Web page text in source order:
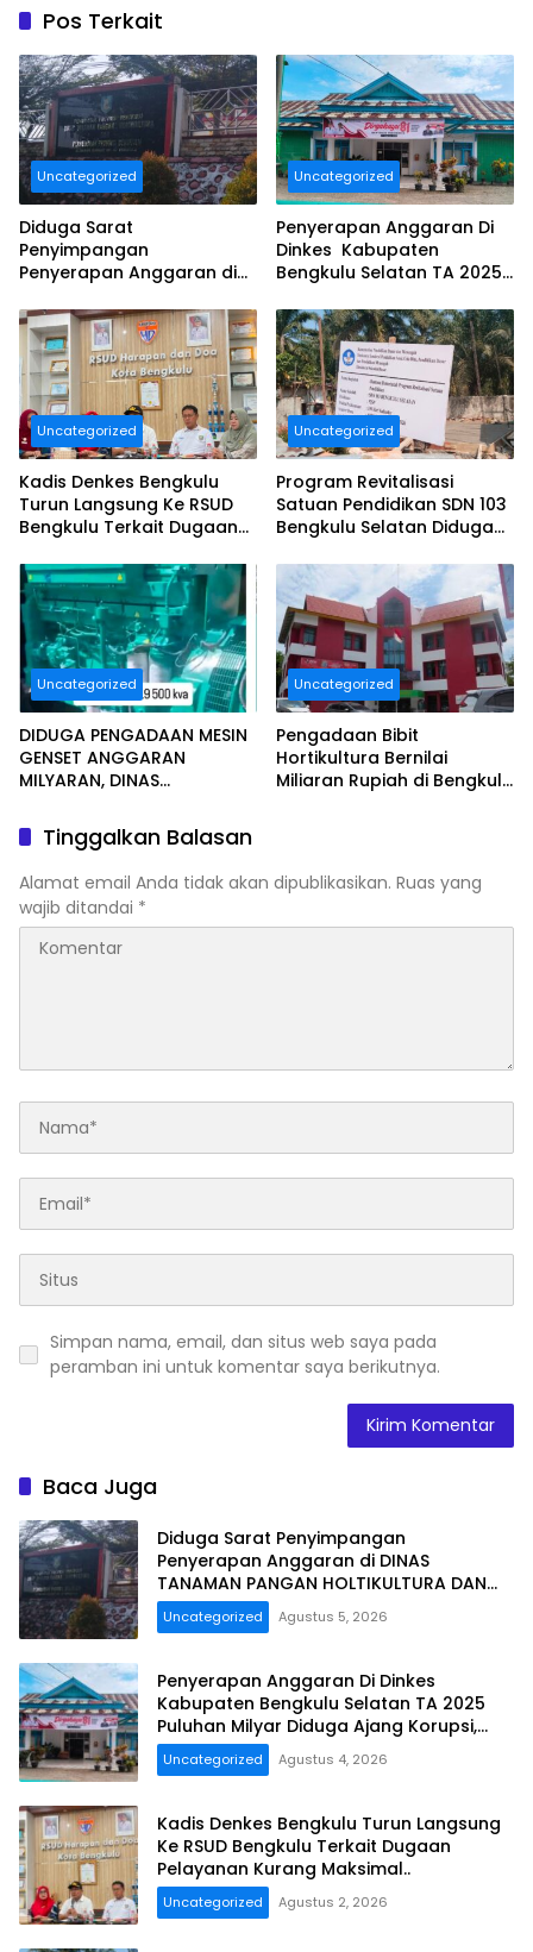
Pos Terkait
Uncategorized
Diduga Sarat
Penyimpangan
Penyerapan Anggaran di
HOLTIKULTURA DAN
PERKEBUNAN PROVINSI
BENGKULU Tahun
Anggaran 2025 Resmi
Dilaporkan
Uncategorized
Penyerapan Anggaran Di
Dinkes Kabupaten
Bengkulu Selatan TA 2025
Ajang Korupsi, Dan Segera
Dilaporkan.
Uncategorized
Kadis Denkes Bengkulu
Turun Langsung Ke RSUD
Bengkulu Terkait Dugaan
Maksimal..
Uncategorized
Program Revitalisasi
Satuan Pendidikan SDN 103
Bengkulu Selatan Diduga
Uncategorized
DIDUGA PENGADAAN MESIN
GENSET ANGGARAN
MILYARAN, DINAS
SELATAN MENDAPAT
SOROTAN MASYARAKAT
RELASI PUBLIK.
Uncategorized
Pengadaan Bibit
Hortikultura Bernilai
Miliaran Rupiah di Bengkulu
Tinggalkan Balasan
Alamat email Anda tidak akan dipublikasikan. Ruas yang
wajib ditandai *
Simpan nama, email, dan situs web saya pada
peramban ini untuk komentar saya berikutnya.
Baca Juga
Diduga Sarat Penyimpangan
Penyerapan Anggaran di DINAS
TANAMAN PANGAN HOLTIKULTURA DAN
PERKEBUNAN PROVINSI BENGKULU Tahun
Anggaran 2025 Resmi Dilaporkan
Uncategorized Agustus 5, 2026
Penyerapan Anggaran Di Dinkes
Kabupaten Bengkulu Selatan TA 2025
Puluhan Milyar Diduga Ajang Korupsi,
Dan Segera Dilaporkan.
Uncategorized Agustus 4, 2026
Kadis Denkes Bengkulu Turun Langsung
Ke RSUD Bengkulu Terkait Dugaan
Pelayanan Kurang Maksimal..
Uncategorized Agustus 2, 2026